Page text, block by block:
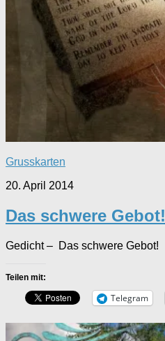
Grusskarten
20. April 2014
Das schwere Gebot!
Gedicht – Das schwere Gebot!
Teilen mit:
Telegram